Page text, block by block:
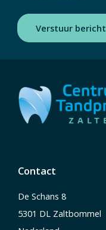
Verstuur bericht
Contact
De Schans 8
5301 DL Zaltbommel